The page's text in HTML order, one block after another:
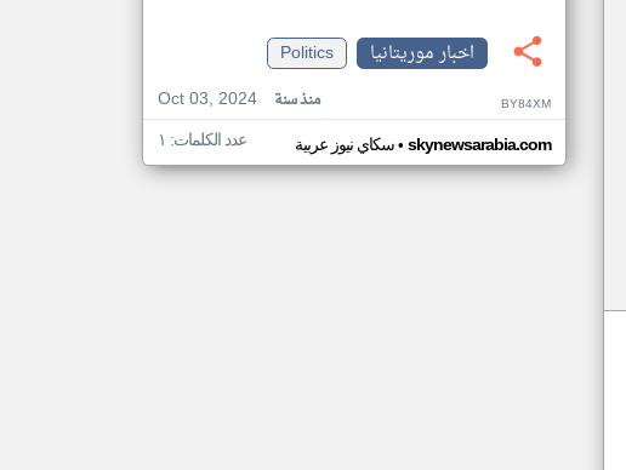
اخبار موريتانيا
Politics
Oct 03, 2024
منذ سنة BY84XM
سكاي نيوز عربية• skynewsarabia.com عدد الكلمات: ١